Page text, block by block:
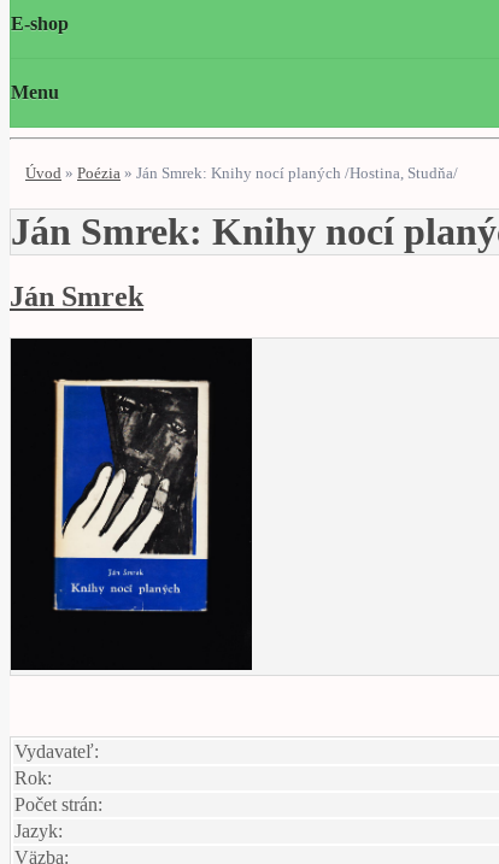
E-shop
Menu
Úvod » Poézia » Ján Smrek: Knihy nocí planých /Hostina, Studňa/
Ján Smrek: Knihy nocí
Ján Smrek
Vydavateľ:
Rok:
Počet strán:
Jazyk:
Väzba: